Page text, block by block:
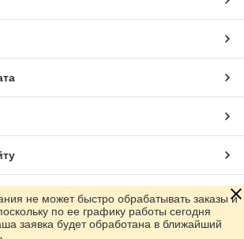
маркетплейсі Prom.ua
не может быстро обрабатывать заказы и
по ее графику работы сегодня
заявка будет обработана в ближайший